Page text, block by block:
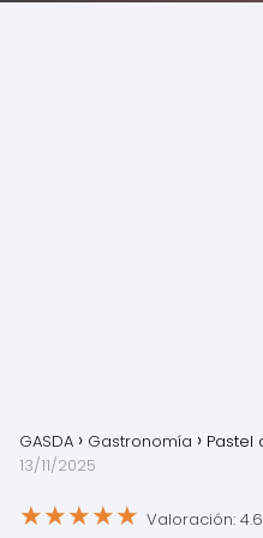
GASDA Gastronomía
Pastel
13/11/2025
★★★★★ Valoración: